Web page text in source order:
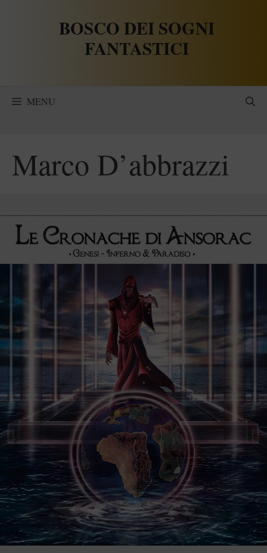
BOSCO DEI SOGNI
FANTASTICI
MENU
Marco D’abbrazzi